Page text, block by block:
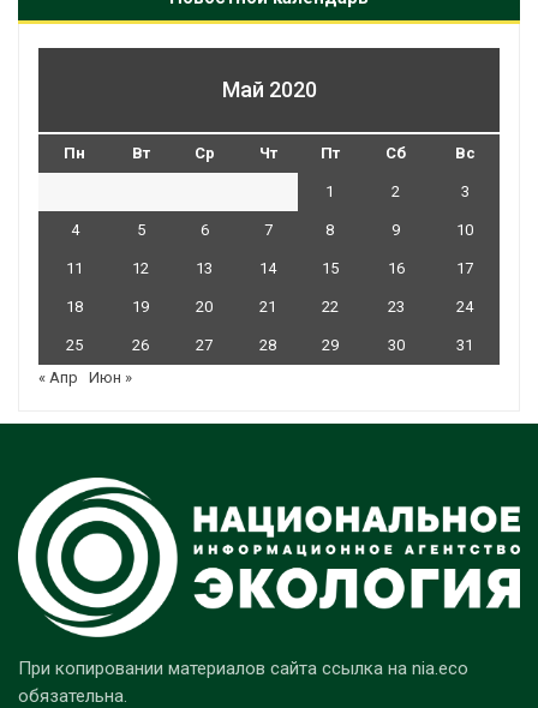
Май 2020
Пн Вт Ср Чт Пт Сб Вс
1 2 3
4 5 6 7 8 9 10
11 12 13 14 15 16 17
18 19 20 21 22 23 24
25 26 27 28 29 30
31
« Апр
Июн »
При копировании материалов сайта ссылка на nia.eco
обязательна.